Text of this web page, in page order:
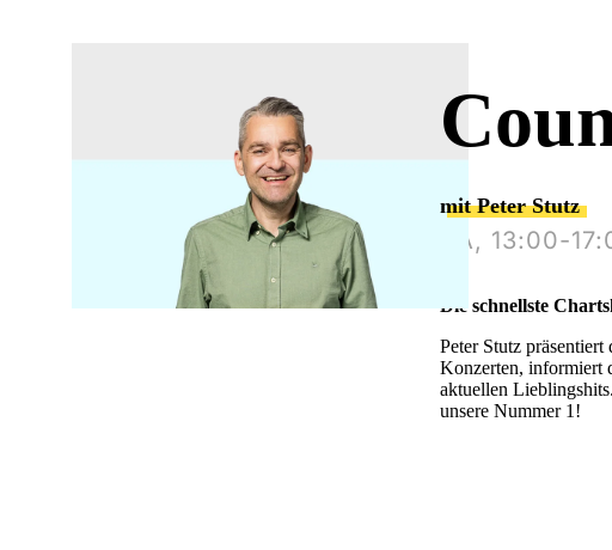
mit Peter Stutz
SA, 13:00-
Die schnellste
Peter Stutz
Konzerten, informiert
aktuellen
unsere Nummer 1!